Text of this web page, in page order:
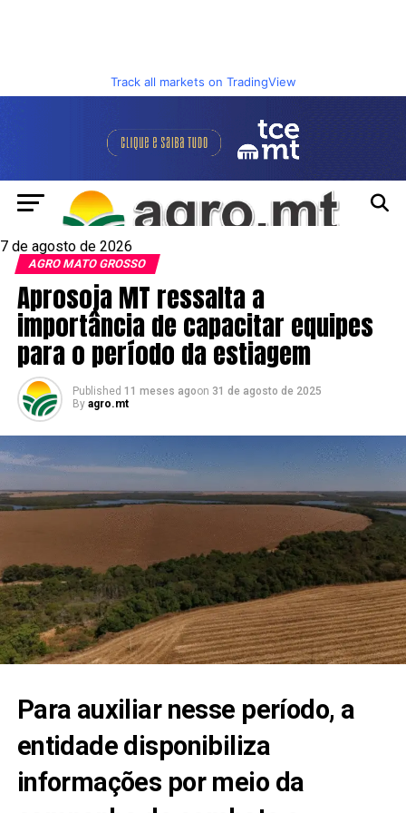
Track all markets on TradingView
7 de agosto de 2026
AGRO MATO GROSSO
Aprosoja MT ressalta a
importância de capacitar equipes
para o período da estiagem
Published 11 meses agoon 31 de agosto de 2025
By agro.mt
Para auxiliar nesse período, a
entidade disponibiliza
informações por meio da